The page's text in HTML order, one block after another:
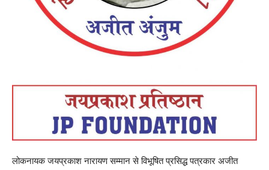
लोकनायक जयप्रकाश नारायण सम्मान से विभूषित प्रसिद्ध पत्रकार अजीत